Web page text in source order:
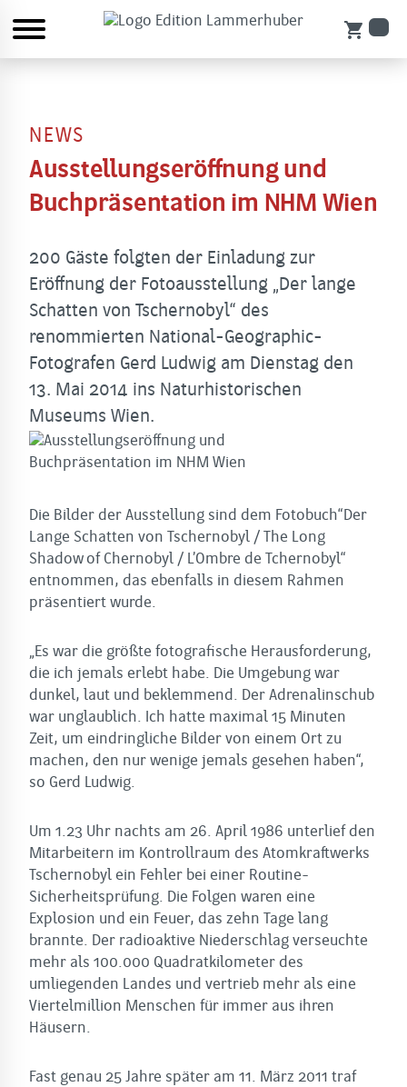
shopping_cart
NEWS
Ausstellungseröffnung und
Buchpräsentation im NHM Wien
200 Gäste folgten der Einladung zur
Eröffnung der Fotoausstellung „Der lange
Schatten von Tschernobyl“ des
renommierten National-Geographic-
Fotografen Gerd Ludwig am Dienstag den
13. Mai 2014 ins Naturhistorischen
Museums Wien.
Die Bilder der Ausstellung sind dem Fotobuch“Der
Lange Schatten von Tschernobyl / The Long
Shadow of Chernobyl / L’Ombre de Tchernobyl“
entnommen, das ebenfalls in diesem Rahmen
präsentiert wurde.
„Es war die größte fotografische Herausforderung,
die ich jemals erlebt habe. Die Umgebung war
dunkel, laut und beklemmend. Der Adrenalinschub
war unglaublich. Ich hatte maximal 15 Minuten
Zeit, um eindringliche Bilder von einem Ort zu
machen, den nur wenige jemals gesehen haben“,
so Gerd Ludwig.
Um 1.23 Uhr nachts am 26. April 1986 unterlief den
Mitarbeitern im Kontrollraum des Atomkraftwerks
Tschernobyl ein Fehler bei einer Routine-
Sicherheitsprüfung. Die Folgen waren eine
Explosion und ein Feuer, das zehn Tage lang
brannte. Der radioaktive Niederschlag verseuchte
mehr als 100.000 Quadratkilometer des
umliegenden Landes und vertrieb mehr als eine
Viertelmillion Menschen für immer aus ihren
Häusern.
Fast genau 25 Jahre später am 11. März 2011 traf